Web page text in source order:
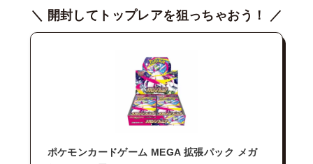
＼ 開封してトップレアを狙っちゃおう！ ／
ポケモンカードゲーム MEGA 拡張パック メガ